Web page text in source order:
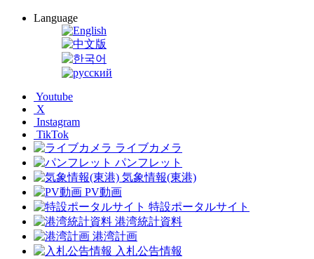
Language
Youtube
X
Instagram
TikTok
ライブカメラ
パンフレット
気象情報(東港)
PV動画
特設ポータルサイト
港湾統計資料
港湾計画
入札公告情報